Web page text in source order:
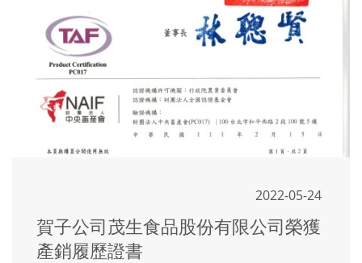
2022-05-24
賀子公司茂生食品股份有限公司榮獲
產銷履歷證書